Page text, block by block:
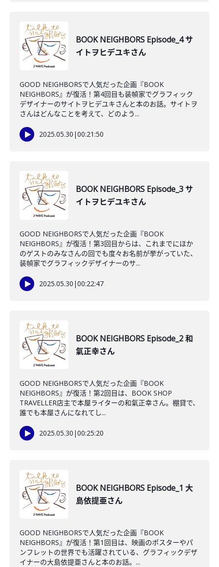
BOOK NEIGHBORS Episode_4 サ
イトヲヒデユキさん
GOOD NEIGHBORSで人気だった企画『BOOK
NEIGHBORS』が復活！第4回目も装幀家でグラフィック
デザイナーのサイトヲヒデユキさんと本のお話。サイトヲ
さんはどんなことを考えて、どのよう...
2025.05.30 |00:21:50
BOOK NEIGHBORS Episode_3 サ
イトヲヒデユキさん
GOOD NEIGHBORSで人気だった企画『BOOK
NEIGHBORS』が復活！第3回目からは、これまでにほか
のゲストのみなさんの回でも度々お名前が挙がっていた、
装幀家でグラフィックデザイナーのサ...
2025.05.30 |00:22:47
BOOK NEIGHBORS Episode_2 和
氣正幸さん
GOOD NEIGHBORSで人気だった企画『BOOK
NEIGHBORS』が復活！第2回目は、BOOK SHOP
TRAVELLER店主で本屋ライターの和氣正幸さん。棚貸で、
誰でも本屋さんになれてし...
2025.05.30 |00:25:20
BOOK NEIGHBORS Episode_1 大
島依提亜さん
GOOD NEIGHBORSで人気だった企画『BOOK
NEIGHBORS』が復活！第1回目は、映画のポスターやパ
ンフレットの世界でも活躍されている、グラフィックデザ
イナーの大島依提亜さんと本のお話。...